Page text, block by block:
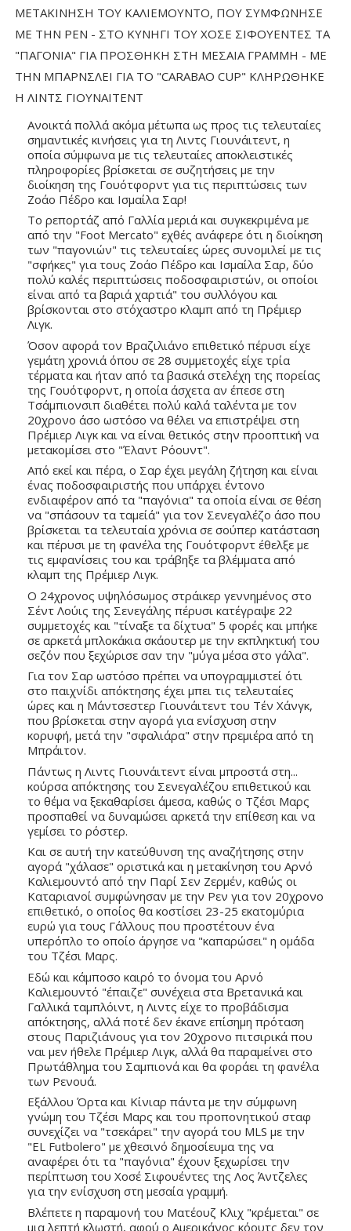
ΜΕΤΑΚΙΝΗΣΗ ΤΟΥ ΚΑΛΙΕΜΟΥΝΤΟ, ΠΟΥ ΣΥΜΦΩΝΗΣΕ
ΜΕ ΤΗΝ ΡΕΝ - ΣΤΟ ΚΥΝΗΓΙ ΤΟΥ ΧΟΣΕ ΣΙΦΟΥΕΝΤΕΣ ΤΑ
"ΠΑΓΟΝΙΑ" ΓΙΑ ΠΡΟΣΘΗΚΗ ΣΤΗ ΜΕΣΑΙΑ ΓΡΑΜΜΗ - ΜΕ
ΤΗΝ ΜΠΑΡΝΣΛΕΙ ΓΙΑ ΤΟ "CARABAO CUP" ΚΛΗΡΩΘΗΚΕ
Η ΛΙΝΤΣ ΓΙΟΥΝΑΙΤΕΝΤ
Ανοικτά πολλά ακόμα μέτωπα ως προς τις τελευταίες
σημαντικές κινήσεις για τη Λιντς Γιουνάιτεντ, η
οποία σύμφωνα με τις τελευταίες αποκλειστικές
πληροφορίες βρίσκεται σε συζητήσεις με την
διοίκηση της Γουότφορντ για τις περιπτώσεις των
Ζοάο Πέδρο και Ισμαίλα Σαρ!
Το ρεπορτάζ από Γαλλία μεριά και συγκεκριμένα με
από την "Foot Mercato" εχθές ανάφερε ότι η διοίκηση
των "παγονιών" τις τελευταίες ώρες συνομιλεί με τις
"σφήκες" για τους Ζοάο Πέδρο και Ισμαίλα Σαρ, δύο
πολύ καλές περιπτώσεις ποδοσφαιριστών, οι οποίοι
είναι από τα βαριά χαρτιά" του συλλόγου και
βρίσκονται στο στόχαστρο κλαμπ από τη Πρέμιερ
Λιγκ.
Όσον αφορά τον Βραζιλιάνο επιθετικό πέρυσι είχε
γεμάτη χρονιά όπου σε 28 συμμετοχές είχε τρία
τέρματα και ήταν από τα βασικά στελέχη της πορείας
της Γουότφορντ, η οποία άσχετα αν έπεσε στη
Τσάμπιονσιπ διαθέτει πολύ καλά ταλέντα με τον
20χρονο άσο ωστόσο να θέλει να επιστρέψει στη
Πρέμιερ Λιγκ και να είναι θετικός στην προοπτική να
μετακομίσει στο "Έλαντ Ρόουντ".
Από εκεί και πέρα, ο Σαρ έχει μεγάλη ζήτηση και είναι
ένας ποδοσφαιριστής που υπάρχει έντονο
ενδιαφέρον από τα "παγόνια" τα οποία είναι σε θέση
να "σπάσουν τα ταμείά" για τον Σενεγαλέζο άσο που
βρίσκεται τα τελευταία χρόνια σε σούπερ κατάσταση
και πέρυσι με τη φανέλα της Γουότφορντ έθελξε με
τις εμφανίσεις του και τράβηξε τα βλέμματα από
κλαμπ της Πρέμιερ Λιγκ.
Ο 24χρονος υψηλόσωμος στράικερ γεννημένος στο
Σέντ Λούις της Σενεγάλης πέρυσι κατέγραψε 22
συμμετοχές και "τίναξε τα δίχτυα" 5 φορές και μπήκε
σε αρκετά μπλοκάκια σκάουτερ με την εκπληκτική του
σεζόν που ξεχώρισε σαν την "μύγα μέσα στο γάλα".
Για τον Σαρ ωστόσο πρέπει να υπογραμμιστεί ότι
στο παιχνίδι απόκτησης έχει μπει τις τελευταίες
ώρες και η Μάντσεστερ Γιουνάιτεντ του Τέν Χάνγκ,
που βρίσκεται στην αγορά για ενίσχυση στην
κορυφή, μετά την "σφαλιάρα" στην πρεμιέρα από τη
Μπράιτον.
Πάντως η Λιντς Γιουνάιτεντ είναι μπροστά στη...
κούρσα απόκτησης του Σενεγαλέζου επιθετικού και
το θέμα να ξεκαθαρίσει άμεσα, καθώς ο Τζέσι Μαρς
προσπαθεί να δυναμώσει αρκετά την επίθεση και να
γεμίσει το ρόστερ.
Και σε αυτή την κατεύθυνση της αναζήτησης στην
αγορά "χάλασε" οριστικά και η μετακίνηση του Αρνό
Καλιεμουντό από την Παρί Σεν Ζερμέν, καθώς οι
Καταριανοί συμφώνησαν με την Ρεν για τον 20χρονο
επιθετικό, ο οποίος θα κοστίσει 23-25 εκατομύρια
ευρώ για τους Γάλλους που προστέτουν ένα
υπερόπλο το οποίο άργησε να "καπαρώσει" η ομάδα
του Τζέσι Μαρς.
Εδώ και κάμποσο καιρό το όνομα του Αρνό
Καλιεμουντό "έπαιζε" συνέχεια στα Βρετανικά και
Γαλλικά ταμπλόιντ, η Λιντς είχε το προβάδισμα
απόκτησης, αλλά ποτέ δεν έκανε επίσημη πρόταση
στους Παριζιάνους για τον 20χρονο πιτσιρικά που
ναι μεν ήθελε Πρέμιερ Λιγκ, αλλά θα παραμείνει στο
Πρωτάθλημα του Σαμπιονά και θα φοράει τη φανέλα
των Ρενουά.
Εξάλλου Όρτα και Κίνιαρ πάντα με την σύμφωνη
γνώμη του Τζέσι Μαρς και του προπονητικού σταφ
συνεχίζει να "τσεκάρει" την αγορά του MLS με την
"EL Futbolero" με χθεσινό δημοσίευμα της να
αναφέρει ότι τα "παγόνια" έχουν ξεχωρίσει την
περίπτωση του Χοσέ Σιφουέντες της Λος Άντζελες
για την ενίσχυση στη μεσαία γραμμή.
Βλέπετε η παραμονή του Ματέουζ Κλιχ "κρέμεται" σε
μια λεπτή κλωστή, αφού ο Αμερικάνος κόουτς δεν τον